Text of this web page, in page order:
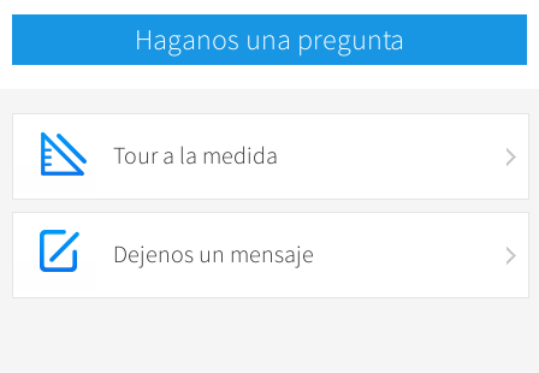
Haganos una pregunta
Tour a la medida
Dejenos un mensaje